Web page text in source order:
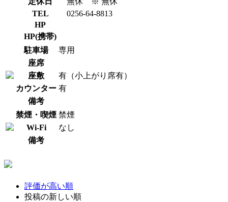
TEL
0256-64-8813
HP
HP(携帯)
駐車場
専用
座席
座敷
有（小上がり席有）
カウンター 有
備考
禁煙・喫煙 禁煙
Wi-Fi
なし
備考
評価が高い順
投稿の新しい順